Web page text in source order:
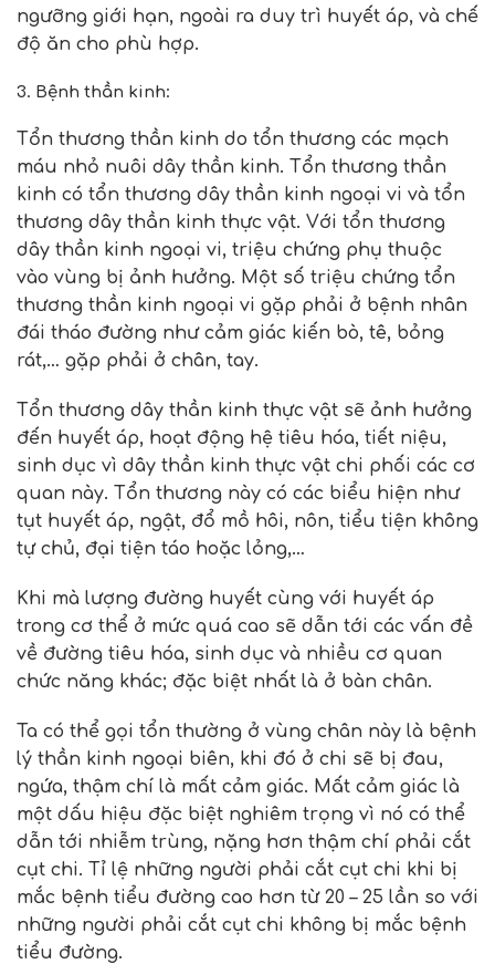
ngưỡng giới hạn, ngoài ra duy trì huyết áp, và chế
độ ăn cho phù hợp.
3. Bệnh thần kinh:
Tổn thương thần kinh do tổn thương các mạch
máu nhỏ nuôi dây thần kinh. Tổn thương thần
kinh có tổn thương dây thần kinh ngoại vi và tổn
thương dây thần kinh thực vật. Với tổn thương
dây thần kinh ngoại vi, triệu chứng phụ thuộc
vào vùng bị ảnh hưởng. Một số triệu chứng tổn
thương thần kinh ngoại vi gặp phải ở bệnh nhân
đái tháo đường như cảm giác kiến bò, tê, bỏng
rát,… gặp phải ở chân, tay.
Tổn thương dây thần kinh thực vật sẽ ảnh hưởng
đến huyết áp, hoạt động hệ tiêu hóa, tiết niệu,
sinh dục vì dây thần kinh thực vật chi phối các cơ
quan này. Tổn thương này có các biểu hiện như
tụt huyết áp, ngật, đổ mồ hôi, nôn, tiểu tiện không
tự chủ, đại tiện táo hoặc lỏng,…
Khi mà lượng đường huyết cùng với huyết áp
trong cơ thể ở mức quá cao sẽ dẫn tới các vấn đề
về đường tiêu hóa, sinh dục và nhiều cơ quan
chức năng khác; đặc biệt nhất là ở bàn chân.
Ta có thể gọi tổn thường ở vùng chân này là bệnh
lý thần kinh ngoại biên, khi đó ở chi sẽ bị đau,
ngứa, thậm chí là mất cảm giác. Mất cảm giác là
một dấu hiệu đặc biệt nghiêm trọng vì nó có thể
dẫn tới nhiễm trùng, nặng hơn thậm chí phải cắt
cụt chi. Tỉ lệ những người phải cắt cụt chi khi bị
mắc bệnh tiểu đường cao hơn từ 20 – 25 lần so với
những người phải cắt cụt chi không bị mắc bệnh
tiểu đường.